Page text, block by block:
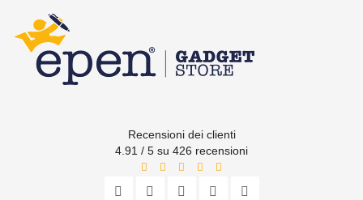
Recensioni dei clienti
4.91 / 5 su 426 recensioni